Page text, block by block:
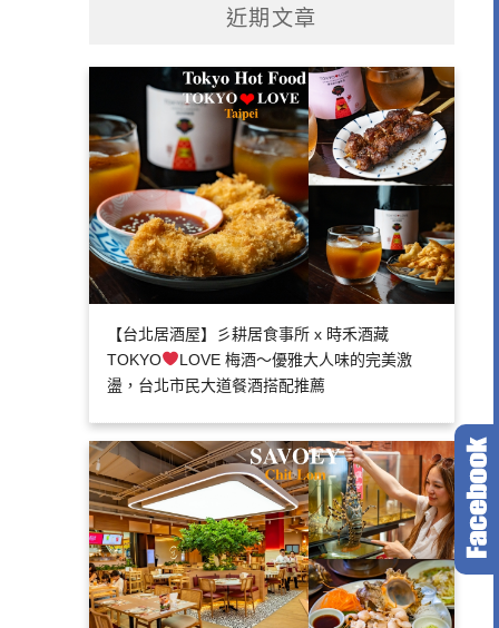
近期文章
【台北居酒屋】彡耕居食事所 x 時禾酒藏
TOKYO
LOVE 梅酒～優雅大人味的完美激
盪，台北市民大道餐酒搭配推薦